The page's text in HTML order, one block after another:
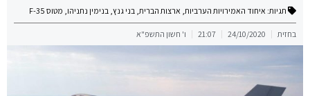
תגיות: איחוד האמירויות הערביות, ארצות הברית, בני גנץ, בנימין נתניהו, מטוס F-35
בחזית 24/10/2020
21:07 ו' חשון התשפ"א